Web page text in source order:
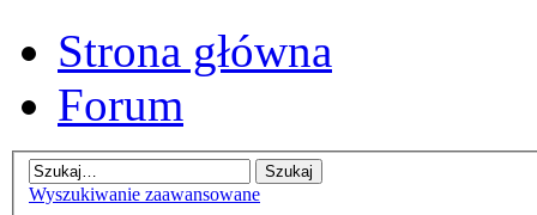
Strona główna
Forum
Wyszukiwanie zaawansowane